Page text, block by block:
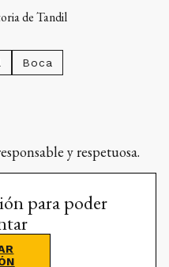
de Tandil
Boca
y respetuosa.
para poder